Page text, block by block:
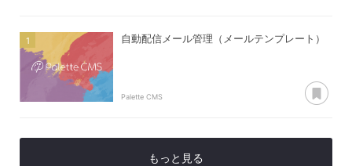
自動配信メール管理（メールテンプレート）
Palette CMS
もっと見る